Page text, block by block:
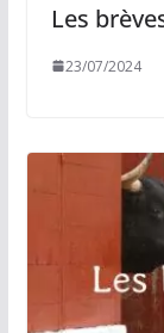
Les
23/07/2024